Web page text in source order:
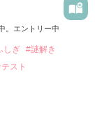
さについて
中・長編チ
。エントリー中
しぎ #謎解き
スト